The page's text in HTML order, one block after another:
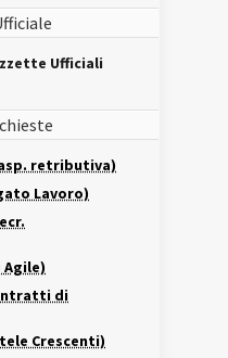
Ufficiali
retributiva)
Lavoro)
Agile)
di
Crescenti)